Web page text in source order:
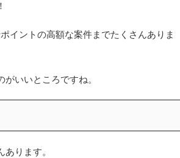
イントの高額な案件までたくさんありま
いいところですね。
ります。